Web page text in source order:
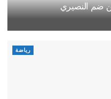
ضم النصيري
رياضة